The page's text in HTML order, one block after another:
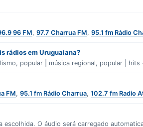
96 FM,97.7 Charrua FM,95.1 fm Rádio
rádios em Uruguaiana?
, popular | música regional, popular | hits
FM,95.1 fm Rádio Charrua,102.7 fm Radio
O áudio será carregado